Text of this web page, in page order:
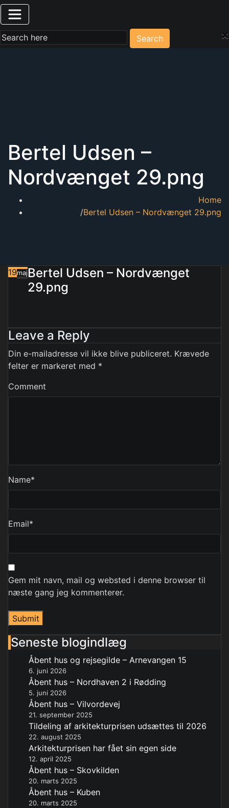
×
Search
Bertel Udsen –
Nordvænget 29.png
Home
Bertel Udsen – Nordvænget 29.png
19majBertel Udsen – Nordvænget
29.png
Leave a Reply
Din e-mailadresse vil ikke blive publiceret. Krævede
felter er markeret med *
Comment
Name*
Email*
Gem mit navn, mail og websted i denne browser til
næste gang jeg kommenterer.
Seneste blogindlæg
Åbent hus og rejsegilde – Arnevangen 15
6. juni 2026
Åbent hus – Nordhaven 2 i Rødding
5. juni 2026
Åbent hus – Vilvordevej
21. september 2025
Tildeling af arkitekturprisen udsættes til 2026
22. august 2025
Arkitekturprisen har fået sin egen side
12. april 2025
Åbent hus – Skovkilden
20. marts 2025
Åbent hus – Kuben
20. marts 2025